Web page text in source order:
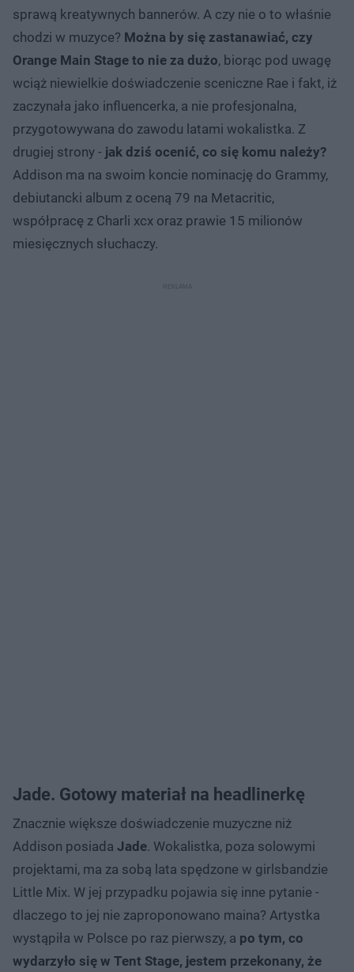
sprawą kreatywnych bannerów. A czy nie o to właśnie
chodzi w muzyce? Można by się zastanawiać, czy
Orange Main Stage to nie za dużo, biorąc pod uwagę
wciąż niewielkie doświadczenie sceniczne Rae i fakt, iż
zaczynała jako influencerka, a nie profesjonalna,
przygotowywana do zawodu latami wokalistka. Z
drugiej strony - jak dziś ocenić, co się komu należy?
Addison ma na swoim koncie nominację do Grammy,
debiutancki album z oceną 79 na Metacritic,
współpracę z Charli xcx oraz prawie 15 milionów
miesięcznych słuchaczy.
Jade. Gotowy materiał na headlinerkę
Znacznie większe doświadczenie muzyczne niż
Addison posiada Jade. Wokalistka, poza solowymi
projektami, ma za sobą lata spędzone w girlsbandzie
Little Mix. W jej przypadku pojawia się inne pytanie -
dlaczego to jej nie zaproponowano maina? Artystka
wystąpiła w Polsce po raz pierwszy, a po tym, co
wydarzyło się w Tent Stage, jestem przekonany, że